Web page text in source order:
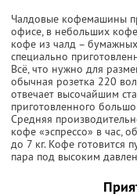
Чалдовые кофемашины
офисе, в небольших
кофе из чалд –
специально
Всё, что нужно для
обычная розетка 220
отвечает высочайшим
приготовленного
Средняя
кофе «эспрессо» в час,
до 7 кг. Кофе готовится
пара под высоким